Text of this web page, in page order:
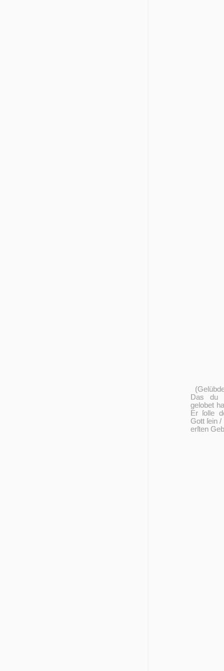
Das du
gelobet
Er ſolle
Gott ſein /
er­ſten